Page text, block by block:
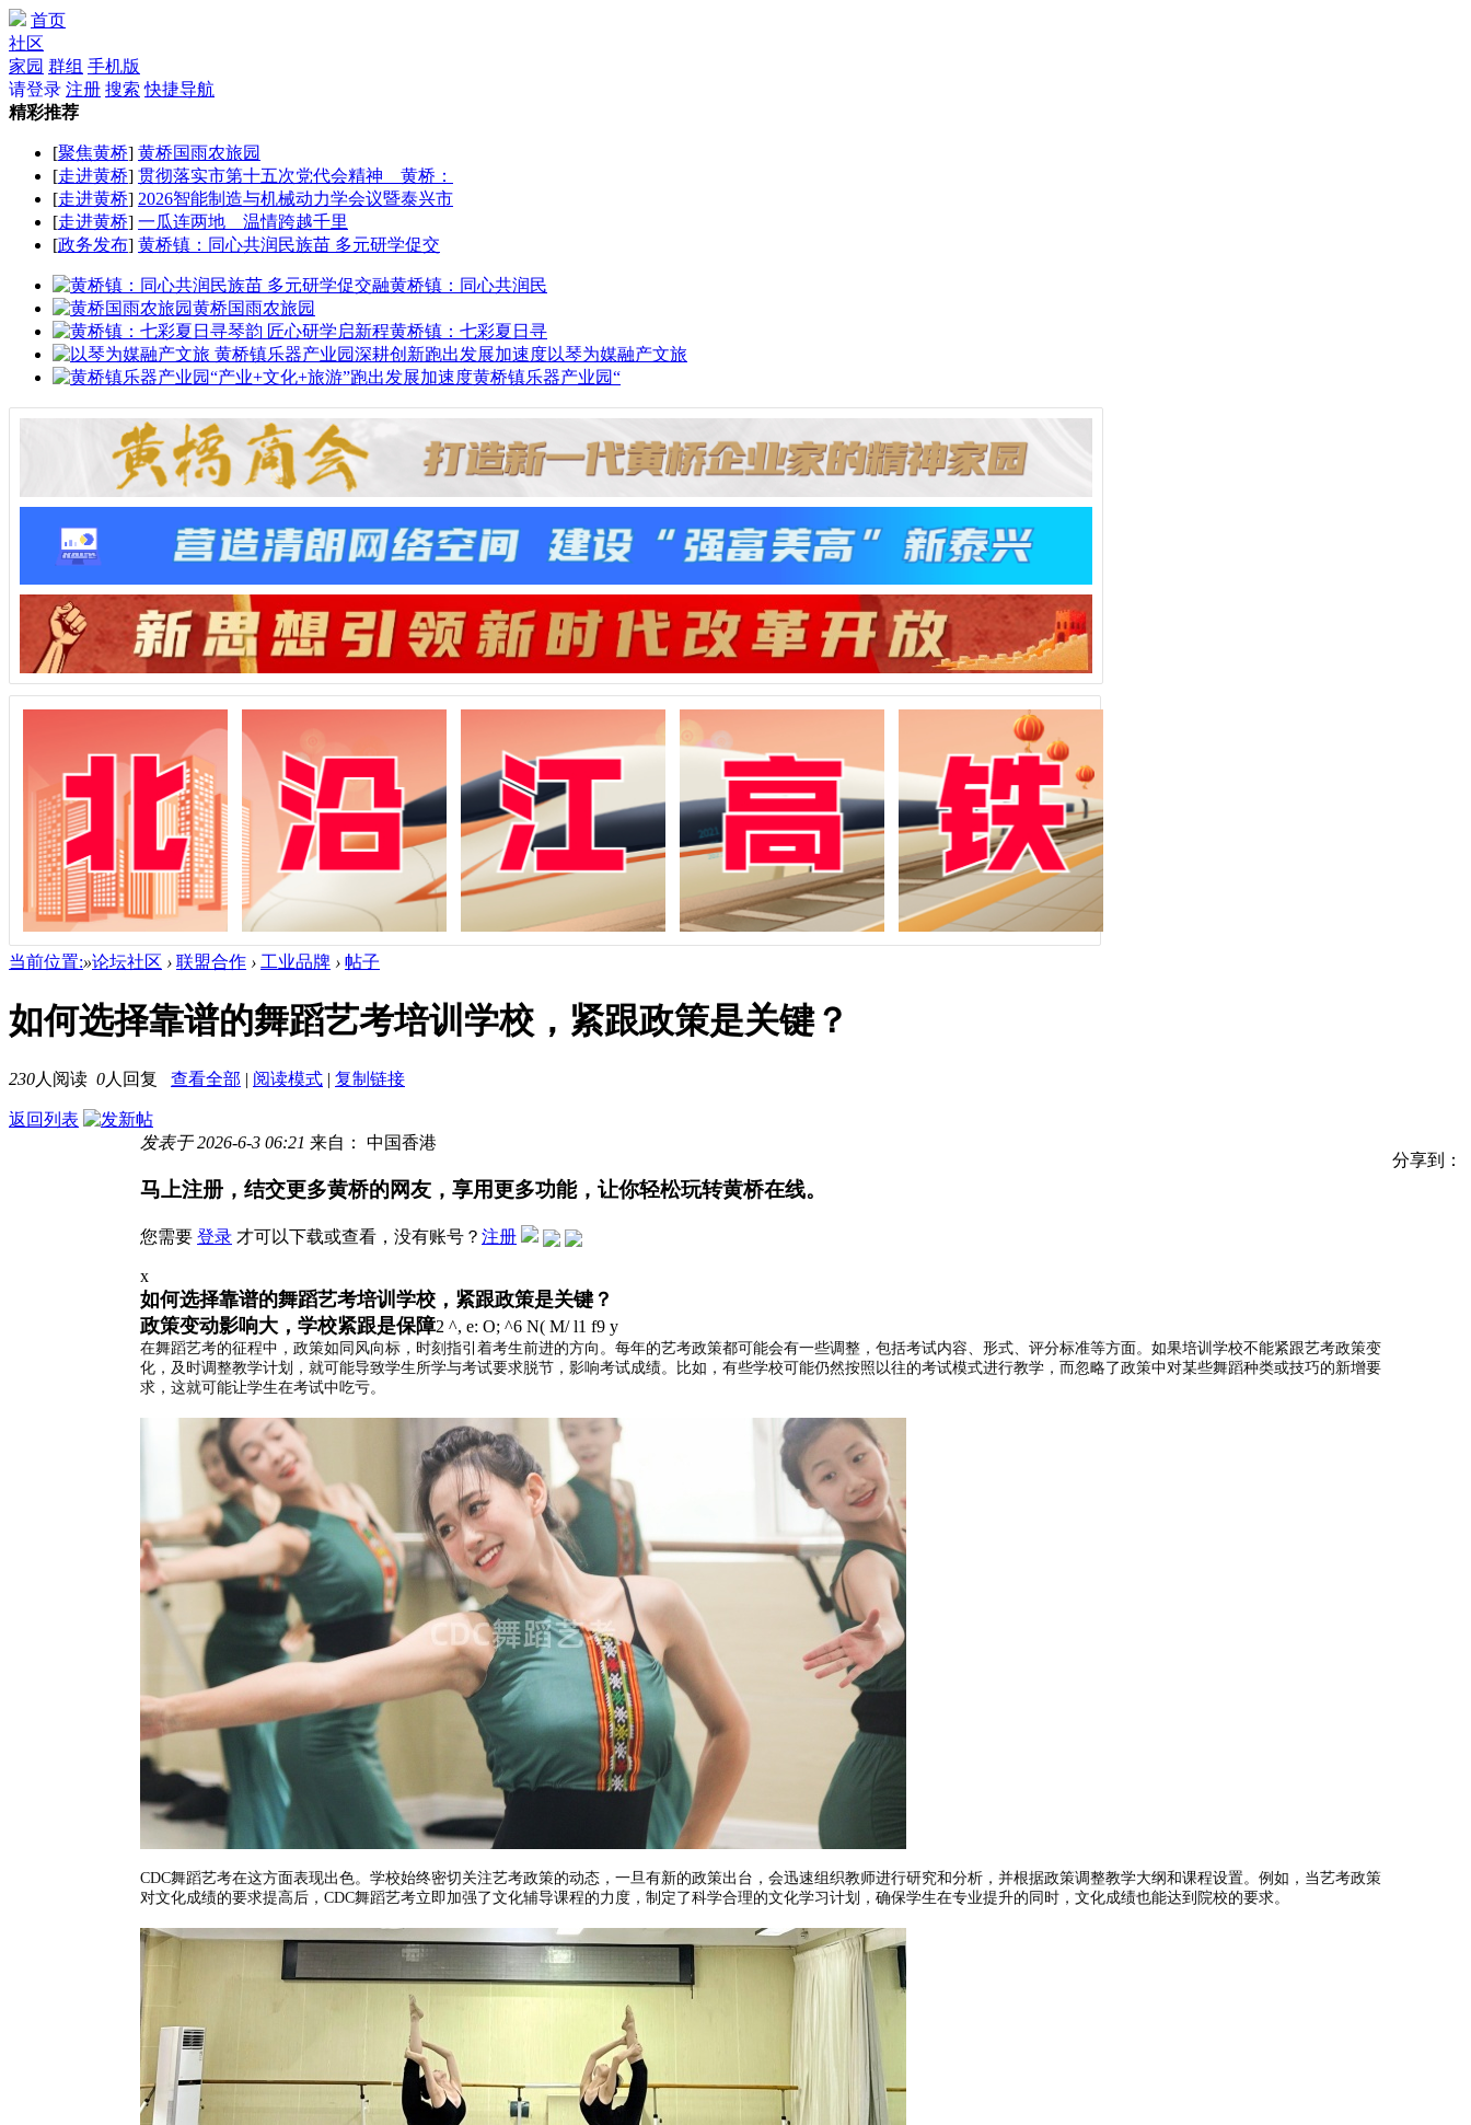
首页
社区
家园 群组 手机版
请登录 注册 搜索 快捷导航
精彩推荐
[聚焦黄桥] 黄桥国雨农旅园
[走进黄桥] 贯彻落实市第十五次党代会精神 黄桥：
[走进黄桥] 2026智能制造与机械动力学会议暨泰兴市
[走进黄桥] 一瓜连两地 温情跨越千里
[政务发布] 黄桥镇：同心共润民族苗 多元研学促交
黄桥镇：同心共润民
黄桥国雨农旅园
黄桥镇：七彩夏日寻
以琴为媒融产文旅
黄桥镇乐器产业园“
当前位置:»论坛社区 › 联盟合作 › 工业品牌 › 帖子
如何选择靠谱的舞蹈艺考培训学校，紧跟政策是关键？
230人阅读 0人回复 查看全部 阅读模式 复制链接
返回列表
发表于 2026-6-3 06:21 来自： 中国香港
分享到：
马上注册，结交更多黄桥的网友，享用更多功能，让你轻松玩转黄桥在线。
您需要 登录 才可以下载或查看，没有账号？ 注册
x
如何选择靠谱的舞蹈艺考培训学校，紧跟政策是关键？
政策变动影响大，学校紧跟是保障2 ^, e: O; ^6 N( M/ l1 f9 y
在舞蹈艺考的征程中，政策如同风向标，时刻指引着考生前进的方向。每年的艺考政策都可能会有一些调整，包括考试内容、形式、评分标准等方面。如果培训学校不能紧跟艺考政策变
化，及时调整教学计划，就可能导致学生所学与考试要求脱节，影响考试成绩。比如，有些学校可能仍然按照以往的考试模式进行教学，而忽略了政策中对某些舞蹈种类或技巧的新增要
求，这就可能让学生在考试中吃亏。
CDC舞蹈艺考在这方面表现出色。学校始终密切关注艺考政策的动态，一旦有新的政策出台，会迅速组织教师进行研究和分析，并根据政策调整教学大纲和课程设置。例如，当艺考政策
对文化成绩的要求提高后，CDC舞蹈艺考立即加强了文化辅导课程的力度，制定了科学合理的文化学习计划，确保学生在专业提升的同时，文化成绩也能达到院校的要求。